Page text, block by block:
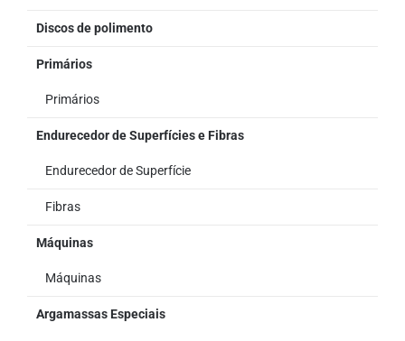
Discos de polimento
Primários
Primários
Endurecedor de Superfícies e Fibras
Endurecedor de Superfície
Fibras
Máquinas
Máquinas
Argamassas Especiais